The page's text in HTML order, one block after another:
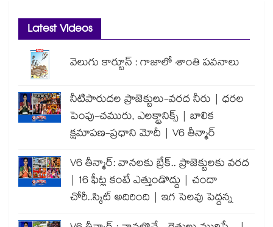
Latest Videos
వెలుగు కార్టూన్ : గాజాలో శాంతి పవనాలు
నీటిపారుదల ప్రాజెక్టులు-వరద నీరు | ధరల
పెంపు-చమురు, ఎలక్ట్రానిక్స్ | బాలిక
క్షమాపణ-ప్రధాని మోదీ | V6 తీన్మార్
V6 తీన్మార్: వానలకు బ్రేక్.. ప్రాజెక్టులకు వరద
| 16 ఫీట్ల కంటే ఎత్తుండొద్దు | చందా
చోరీ..స్కిట్ అదిరింది | ఇగ సెలవు పెద్దన్న